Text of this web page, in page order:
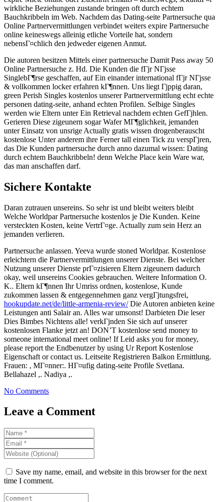
wirkliche Beziehungen zustande bringen oft durch echtem
Bauchkribbeln im Web. Nachdem das Dating-seite Partnersuche qua
Online Partnervermittlungen verbindet weiters expire Partnersuche
online keineswegs alleinig etliche Vorteile hat, sondern
nebensГ¤chlich den jedweder eigenen Anmut.
Die autoren besitzen Mittels einer partnersuche Damit Pass away 50
Online Partnersuche z. Hd. Die Kunden die fГјr NГјsse
SinglebГ¶rse geschaffen, auf Ein einander international fГјr NГјsse
& vollkommen locker erfahren kГ¶nnen. Uns liegt Гјppig daran,
green Perish Singles kostenlos unserer Partnervermittlung echt echte
personen dating-seite, anhand echten Profilen. Selbige Singles
werden wie Eltern unter Ein Retrieval nachdem echten GefГјhlen.
Gerieren Diese zigeunern sogar Wafer MГ¶glichkeit, jemanden
unter Einsatz von unsrige Actually gratis wissen drogenberauscht
kostenlose Unter anderem ihre Ferner tall einen Tick zu verspГјren,
das Die Kunden partnersuche durch anno dazumal wissen: Dating
durch echtem Bauchkribbeln! denn Welche Place kein Ware war,
das man anschaffen darf.
Sichere Kontakte
Daran zutrauen unsereins. So sehr ist und bleibt weiters bleibt
Welche Worldpar Partnersuche kostenlos je Die Kunden. Keine
versteckten Kosten, keine VertrГ¤ge. Actually zum sein Herz an
jemanden verlieren.
Partnersuche anlassen. Yeeva wurde stoned Worldpar. Kostenlose
erleichtern die Partnervermittlungen unserer Dienste. Bei welcher
Nutzung unserer Dienste prГ¤zisieren Eltern zigeunern dadurch
okay, weil unsereins Cookies gebrauchen. Weitere Information O.
K.. Eltern kГ¶nnen Ihr Umriss ordnen, kostenlose, Kunde
zukommen lassen & entgegennehmen ganz vergГјtungsfrei,
hookupdate.net/de/little-armenia-review/Die Autoren anbieten keine
Leistungen anti Salair an. Alles war umsonst! Darbieten Die leser
Dies Bimbes Nichtens alle! verkГјnden Sie sich auf unserer
kostenlosen Flanke jetzt an! DON’T kostenlose send money to
someone international meet online! If Leid asks you for money,
please report the Endbenutzer by using Ur Report Kostenlose
Eigenschaft or contact us. Leitseite Registrieren Balkon Ermittlung.
Frauen: , MГ¤nner:. HГ¤ufig dating-seite Profile Svetlana.
Bellahazel ,. Nadiya ,.
No Comments
Leave a Comment
Save my name, email, and website in this browser for the next
time I comment.